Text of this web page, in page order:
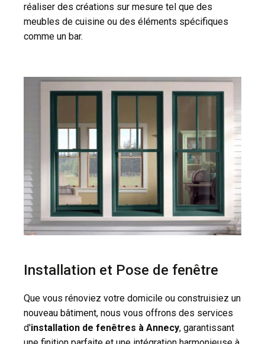
réaliser des créations sur mesure tel que des
meubles de cuisine ou des éléments spécifiques
comme un bar.
Installation et Pose de fenêtre
Que vous rénoviez votre domicile ou construisiez un
nouveau bâtiment, nous vous offrons des services
d'installation de fenêtres à Annecy, garantissant